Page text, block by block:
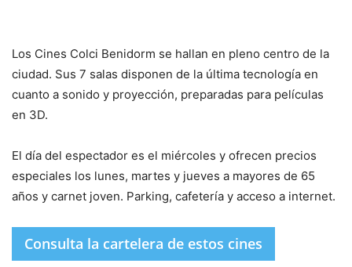
Los Cines Colci Benidorm se hallan en pleno centro de la
ciudad. Sus 7 salas disponen de la última tecnología en
cuanto a sonido y proyección, preparadas para películas
en 3D.
El día del espectador es el miércoles y ofrecen precios
especiales los lunes, martes y jueves a mayores de 65
años y carnet joven. Parking, cafetería y acceso a internet.
Consulta la cartelera de estos cines